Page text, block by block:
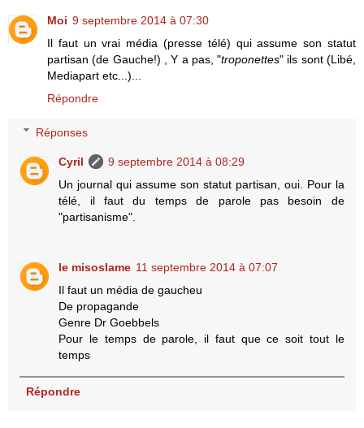
Moi 9 septembre 2014 à 07:30
Il faut un vrai média (presse télé) qui assume son statut
partisan (de Gauche!) , Y a pas, "troponettes" ils sont (Libé,
Mediapart etc...)...
Répondre
Réponses
Cyril
9 septembre 2014 à 08:29
Un journal qui assume son statut partisan, oui. Pour la
télé, il faut du temps de parole pas besoin de
"partisanisme".
le misoslame 11 septembre 2014 à 07:07
Il faut un média de gaucheu
De propagande
Genre Dr Goebbels
Pour le temps de parole, il faut que ce soit tout le
temps
Répondre